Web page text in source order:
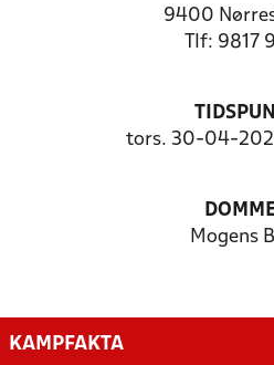
9400
Tlf: 9817
tors. 30-04-
Mogens
KAMPFAKTA